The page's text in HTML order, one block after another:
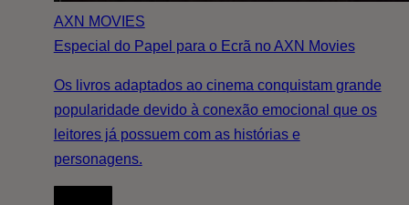
AXN MOVIES
Especial do Papel para o Ecrã no AXN Movies
Os livros adaptados ao cinema conquistam grande
popularidade devido à conexão emocional que os
leitores já possuem com as histórias e
personagens.